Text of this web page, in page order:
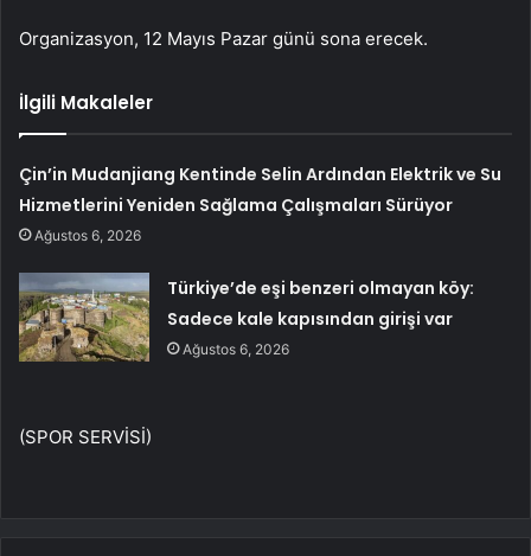
Organizasyon, 12 Mayıs Pazar günü sona erecek.
İlgili Makaleler
Çin’in Mudanjiang Kentinde Selin Ardından Elektrik ve Su
Hizmetlerini Yeniden Sağlama Çalışmaları Sürüyor
Ağustos 6, 2026
Türkiye’de eşi benzeri olmayan köy:
Sadece kale kapısından girişi var
Ağustos 6, 2026
(SPOR SERVİSİ)